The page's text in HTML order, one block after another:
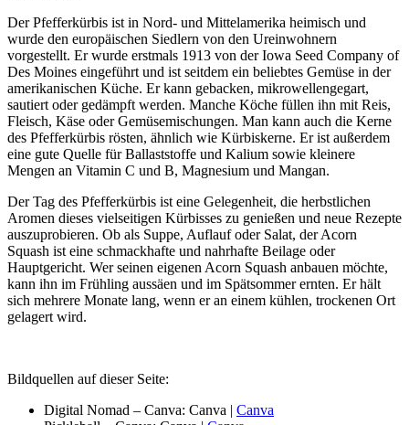
Der Pfefferkürbis ist in Nord- und Mittelamerika heimisch und
wurde den europäischen Siedlern von den Ureinwohnern
vorgestellt. Er wurde erstmals 1913 von der Iowa Seed Company of
Des Moines eingeführt und ist seitdem ein beliebtes Gemüse in der
amerikanischen Küche. Er kann gebacken, mikrowellengegart,
sautiert oder gedämpft werden. Manche Köche füllen ihn mit Reis,
Fleisch, Käse oder Gemüsemischungen. Man kann auch die Kerne
des Pfefferkürbis rösten, ähnlich wie Kürbiskerne. Er ist außerdem
eine gute Quelle für Ballaststoffe und Kalium sowie kleinere
Mengen an Vitamin C und B, Magnesium und Mangan.
Der Tag des Pfefferkürbis ist eine Gelegenheit, die herbstlichen
Aromen dieses vielseitigen Kürbisses zu genießen und neue Rezepte
auszuprobieren. Ob als Suppe, Auflauf oder Salat, der Acorn
Squash ist eine schmackhafte und nahrhafte Beilage oder
Hauptgericht. Wer seinen eigenen Acorn Squash anbauen möchte,
kann ihn im Frühling aussäen und im Spätsommer ernten. Er hält
sich mehrere Monate lang, wenn er an einem kühlen, trockenen Ort
gelagert wird.
Bildquellen auf dieser Seite:
Digital Nomad – Canva: Canva | Canva